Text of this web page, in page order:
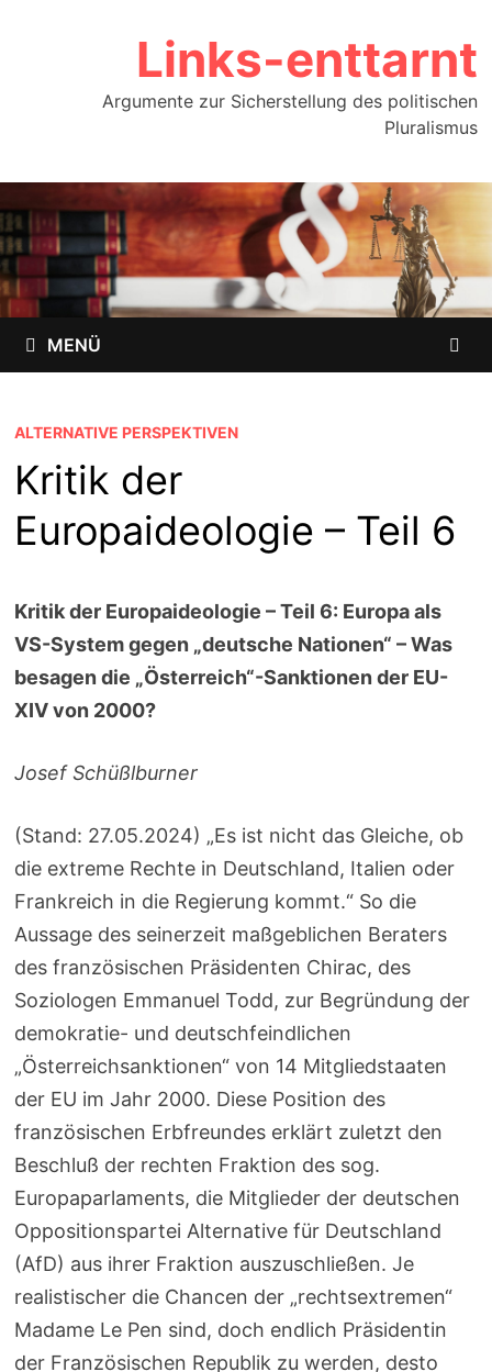
Links-enttarnt
Argumente zur Sicherstellung des politischen
Pluralismus
MENÜ
ALTERNATIVE PERSPEKTIVEN
Kritik der
Europaideologie – Teil 6
Kritik der Europaideologie – Teil 6: Europa als
VS-System gegen „deutsche Nationen“ – Was
besagen die „Österreich“-Sanktionen der EU-
XIV von 2000?
Josef Schüßlburner
(Stand: 27.05.2024) „Es ist nicht das Gleiche, ob
die extreme Rechte in Deutschland, Italien oder
Frankreich in die Regierung kommt.“ So die
Aussage des seinerzeit maßgeblichen Beraters
des französischen Präsidenten Chirac, des
Soziologen Emmanuel Todd, zur Begründung der
demokratie- und deutschfeindlichen
„Österreichsanktionen“ von 14 Mitgliedstaaten
der EU im Jahr 2000. Diese Position des
französischen Erbfreundes erklärt zuletzt den
Beschluß der rechten Fraktion des sog.
Europaparlaments, die Mitglieder der deutschen
Oppositionspartei Alternative für Deutschland
(AfD) aus ihrer Fraktion auszuschließen. Je
realistischer die Chancen der „rechtsextremen“
Madame Le Pen sind, doch endlich Präsidentin
der Französischen Republik zu werden, desto